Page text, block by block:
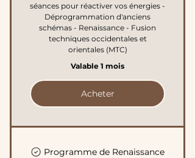
séances pour réactiver vos énergies -
Déprogrammation d'anciens
schémas - Renaissance - Fusion
techniques occidentales et
orientales (MTC)
Valable 1 mois
Acheter
Programme de Renaissance